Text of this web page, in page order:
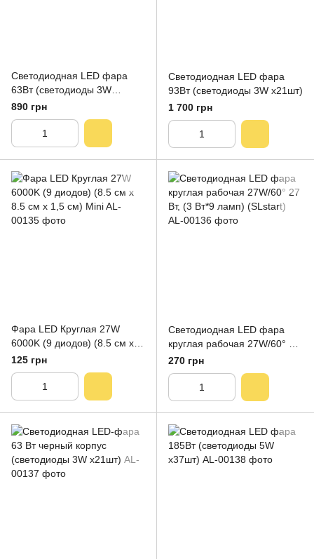
Светодиодная LED фара
63Вт (светодиоды 3W
х21шт)
890 грн
Светодиодная LED фара
93Вт (светодиоды 3W х21шт)
1 700 грн
Фара LED Круглая 27W
6000K (9 диодов) (8.5 см х
8.5 см х 1,5 см) Mini
125 грн
Светодиодная LED фара
круглая рабочая 27W/60° 27
Вт, (3 Вт*9 ламп) (SLstart)
270 грн